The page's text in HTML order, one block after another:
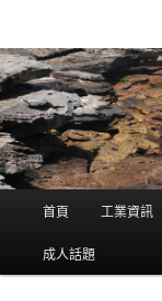
單
首頁 工業資訊
成人話題